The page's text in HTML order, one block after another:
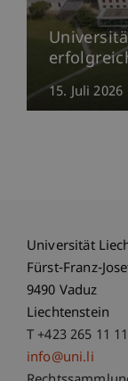
15. Juli 2026
Universität
Fürst-Franz-
9490 Vaduz
Liechtenstein
T +423 265 11 11
info@uni.li